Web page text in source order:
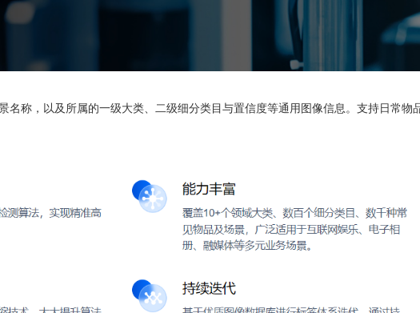
名称，以及所属的一级大类、二级细分类目与置信度等通用图像信息。支持日常